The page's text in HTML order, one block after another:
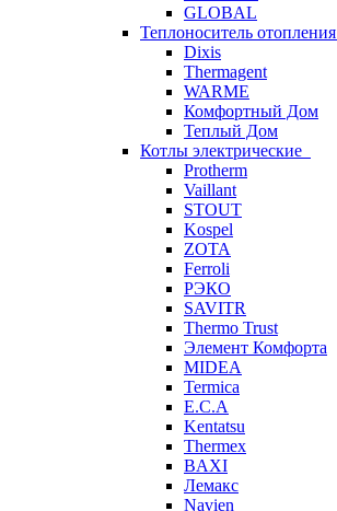
GLOBAL
Теплоноситель отопления
Dixis
Thermagent
WARME
Комфортный Дом
Теплый Дом
Котлы электрические
Protherm
Vaillant
STOUT
Kospel
ZOTA
Ferroli
РЭКО
SAVITR
Thermo Trust
Элемент Комфорта
MIDEA
Termica
E.C.A
Kentatsu
Thermex
BAXI
Лемакс
Navien